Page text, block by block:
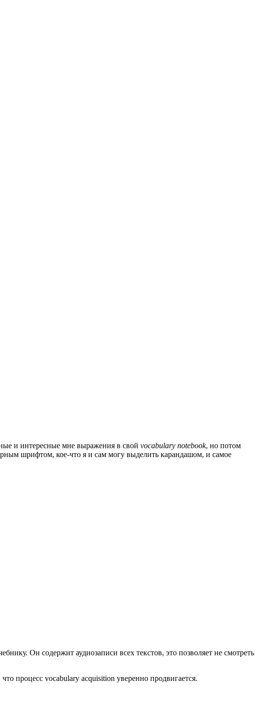
и интересные мне выражения в свой vocabulary notebook, но потом
шрифтом, кое-что я и сам могу выделить карандашом, и самое
Он содержит аудиозаписи всех текстов, это позволяет не смотреть
процесс vocabulary acquisition уверенно продвигается.